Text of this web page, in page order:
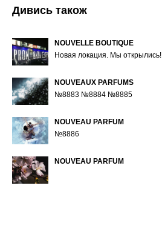
Дивись також
NOUVELLE BOUTIQUE
Новая локация. Мы открылись!
NOUVEAUX PARFUMS
№8883 №8884 №8885
NOUVEAU PARFUM
№8886
NOUVEAU PARFUM